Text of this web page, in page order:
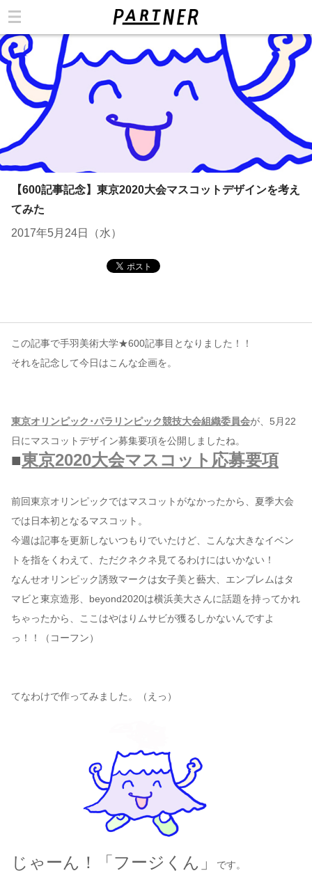
【600記事記念】東京2020大会マスコットデザインを考え
てみた
2017年5月24日（水）
この記事で手羽美術大学★600記事目となりました！！
それを記念して今日はこんな企画を。
東京オリンピック･パラリンピック競技大会組織委員会が、5月22
日にマスコットデザイン募集要項を公開しましたね。
■東京2020大会マスコット応募要項
前回東京オリンピックではマスコットがなかったから、夏季大会
では日本初となるマスコット。
今週は記事を更新しないつもりでいたけど、こんな大きなイベン
トを指をくわえて、ただクネクネ見てるわけにはいかない！
なんせオリンピック誘致マークは女子美と藝大、エンブレムはタ
マビと東京造形、beyond2020は横浜美大さんに話題を持ってかれ
ちゃったから、ここはやはりムサビが獲るしかないんですよ
っ！！（コーフン）
てなわけで作ってみました。（えっ）
じゃーん！「フージくん」 です。
カテゴリ
コンテンツ
このサイトについて
お問い合わせ